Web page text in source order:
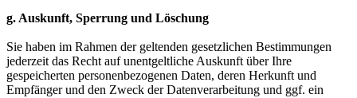
g. Auskunft, Sperrung und Löschung
Sie haben im Rahmen der geltenden gesetzlichen Bestimmungen
jederzeit das Recht auf unentgeltliche Auskunft über Ihre
gespeicherten personenbezogenen Daten, deren Herkunft und
Empfänger und den Zweck der Datenverarbeitung und ggf. ein